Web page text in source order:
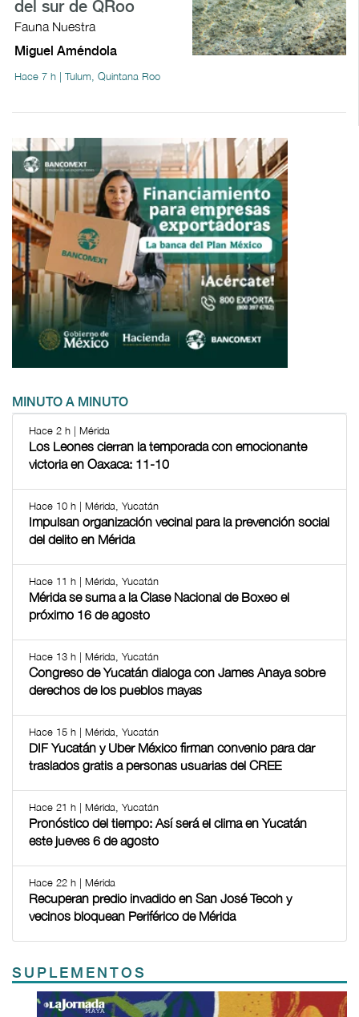
del sur de QRoo
Fauna Nuestra
Miguel Améndola
Hace 7 h | Tulum, Quintana Roo
MINUTO A MINUTO
Hace 2 h | Mérida
Los Leones cierran la temporada con emocionante
victoria en Oaxaca: 11-10
Hace 10 h | Mérida, Yucatán
Impulsan organización vecinal para la prevención social
del delito en Mérida
Hace 11 h | Mérida, Yucatán
Mérida se suma a la Clase Nacional de Boxeo el
próximo 16 de agosto
Hace 13 h | Mérida, Yucatán
Congreso de Yucatán dialoga con James Anaya sobre
derechos de los pueblos mayas
Hace 15 h | Mérida, Yucatán
DIF Yucatán y Uber México firman convenio para dar
traslados gratis a personas usuarias del CREE
Hace 21 h | Mérida, Yucatán
Pronóstico del tiempo: Así será el clima en Yucatán
este jueves 6 de agosto
Hace 22 h | Mérida
Recuperan predio invadido en San José Tecoh y
vecinos bloquean Periférico de Mérida
SUPLEMENTOS